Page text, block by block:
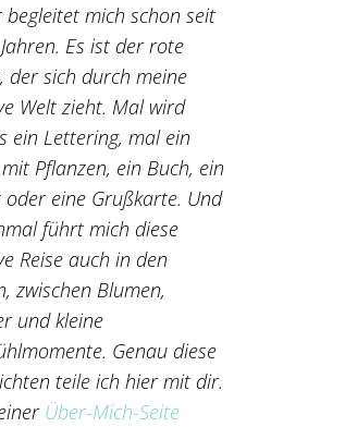
begleitet mich schon seit
Es ist der rote
der sich durch meine
Welt zieht. Mal wird
ein Lettering, mal ein
Pflanzen, ein Buch, ein
oder eine Grußkarte. Und
führt mich diese
Reise auch in den
zwischen Blumen,
und kleine
Genau diese
teile ich hier mit dir.
Über-Mich-Seite